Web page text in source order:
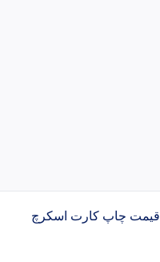
قیمت چاپ کارت اسکرچ